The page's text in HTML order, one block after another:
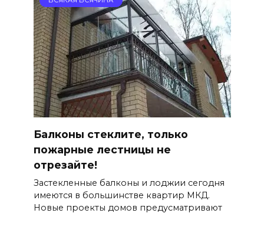
Балконы стеклите, только
пожарные лестницы не
отрезайте!
Застекленные балконы и лоджии сегодня
имеются в большинстве квартир МКД.
Новые проекты домов предусматривают